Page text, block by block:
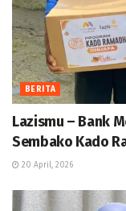
BERITA
Lazismu – Bank
Sembako Kado
20 April, 2026